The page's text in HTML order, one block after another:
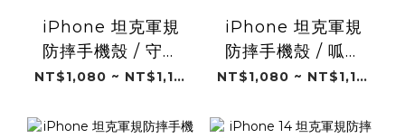
iPhone 坦克軍規
防摔手機殼 / 守護
者 (簡約風格)
NT$1,080 ~ NT$1,180
iPhone 坦克軍規
防摔手機殼 / 呱呱
鴨 (簡約風格)
NT$1,080 ~ NT$1,180